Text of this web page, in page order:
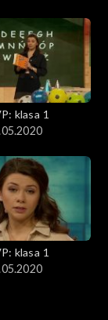
klasa 1
klasa 1